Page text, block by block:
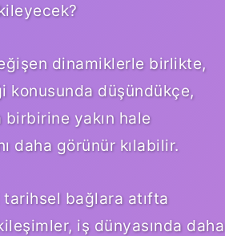
dinamiklerle birlikte,
konusunda düşündükçe,
birbirine yakın hale
daha görünür kılabilir.
bağlara atıfta
iş dünyasında daha